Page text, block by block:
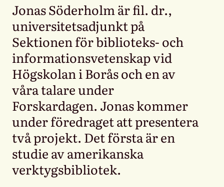
Jonas Söderholm är fil. dr.,
universitetsadjunkt på
Sektionen för biblioteks- och
informationsvetenskap vid
Högskolan i Borås och en av
våra talare under
Forskardagen. Jonas kommer
under föredraget att presentera
två projekt. Det första är en
studie av amerikanska
verktygsbibliotek.